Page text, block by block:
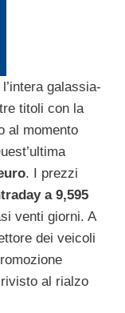
galassia-
titoli con la
al momento
. I prezzi
a 9,595
venti giorni. A
dei veicoli
al rialzo